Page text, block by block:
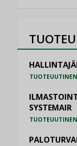
TUOTEUUTINEN
SYSTEMAIR
TUOTEUUTINEN